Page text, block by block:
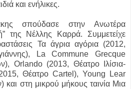
και ενήλικες.
σπούδασε στην Ανωτέρα
της Νέλλης Καρρά. Συμμετείχε
Τα άγρια αγόρια (2012,
La Commune Grecque
Orlando (2013, Θέατρο Ιλίσια-
Θέατρο Cartel), Young Lear
στη μικρού μήκους ταινία Μια